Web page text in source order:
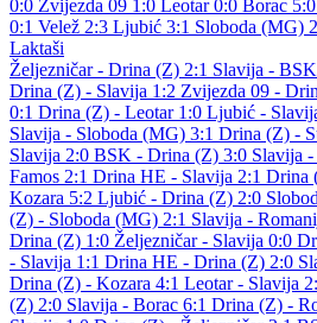
0:0 Zvijezda 09 1:0 Leotar 0:0 Borac 5:0
0:1 Velež 2:3 Ljubić 3:1 Sloboda (MG)
Laktaši
Željezničar - Drina (Z) 2:1 Slavija -
Drina (Z) - Slavija 1:2 Zvijezda 09 -
0:1 Drina (Z) - Leotar 1:0 Ljubić -
Slavija - Sloboda (MG) 3:1 Drina (Z) -
Slavija 2:0 BSK - Drina (Z) 3:0 Slavija
Famos 2:1 Drina HE - Slavija 2:1 Drina
Kozara 5:2 Ljubić - Drina (Z) 2:0
(Z) - Sloboda (MG) 2:1 Slavija -
Drina (Z) 1:0 Željezničar - Slavija 0:0
- Slavija 1:1 Drina HE - Drina (Z) 2:0
Drina (Z) - Kozara 4:1 Leotar - Slavija
(Z) 2:0 Slavija - Borac 6:1 Drina (Z) -